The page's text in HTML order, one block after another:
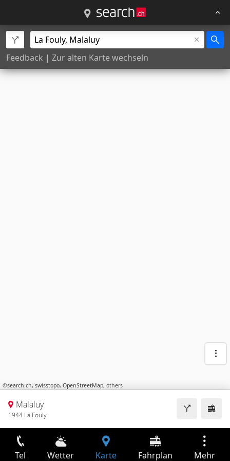
Feedback | Zur alten Karte wechseln
©search.ch, swisstopo, OpenStreetMap, others
Malaluy
1944 La Fouly
Tel Wetter Karte Fahrplan Mehr